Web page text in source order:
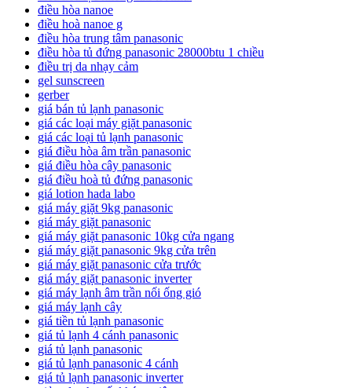
điều hòa nanoe
điều hoà nanoe g
điều hòa trung tâm panasonic
điều hòa tủ đứng panasonic 28000btu 1 chiều
điều trị da nhạy cảm
gel sunscreen
gerber
giá bán tủ lạnh panasonic
giá các loại máy giặt panasonic
giá các loại tủ lạnh panasonic
giá điều hòa âm trần panasonic
giá điều hòa cây panasonic
giá điều hoà tủ đứng panasonic
giá lotion hada labo
giá máy giặt 9kg panasonic
giá máy giặt panasonic
giá máy giặt panasonic 10kg cửa ngang
giá máy giặt panasonic 9kg cửa trên
giá máy giặt panasonic cửa trước
giá máy giặt panasonic inverter
giá máy lạnh âm trần nối ống gió
giá máy lạnh cây
giá tiền tủ lạnh panasonic
giá tủ lạnh 4 cánh panasonic
giá tủ lạnh panasonic
giá tủ lạnh panasonic 4 cánh
giá tủ lạnh panasonic inverter